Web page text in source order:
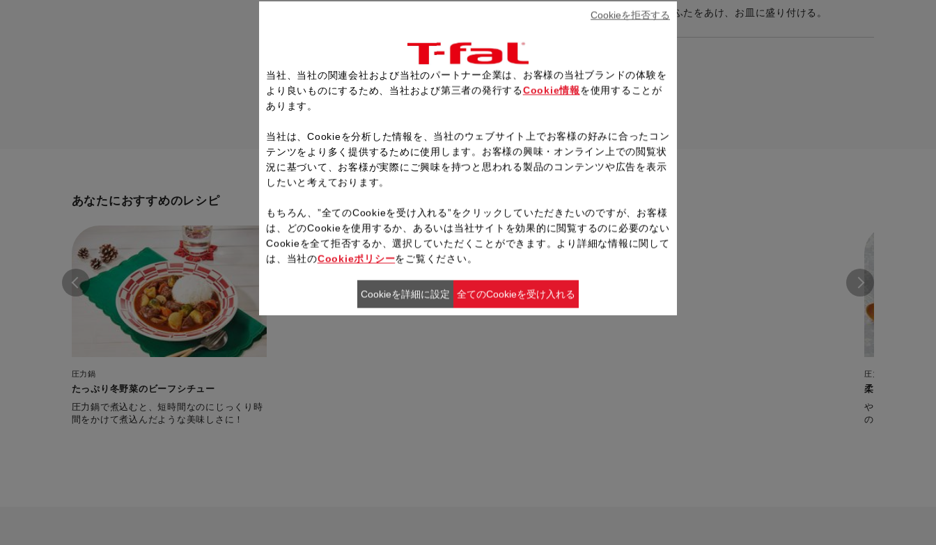
加圧終了後、自然放置し圧力が下がったらふたをあけ、お皿に盛り付ける。
レシピ一覧へ戻る
あなたにおすすめのレシピ
圧力鍋
たっぷり冬野菜のビーフシチュー
圧力鍋で煮込むと、短時間なのにじっくり時
間をかけて煮込んだような美味しさに！
圧力鍋
柔らか牛肉と和
やわらかな牛肉
の食べ応えのあ
当社、当社の関連会社および当社のパートナー企業は、お客様の当社ブランドの体験を
より良いものにするため、当社および第三者の発行するCookie情報 を使用することが
あります。
当社は、Cookieを分析した情報を、当社のウェブサイト上でお客様の好みに合ったコン
テンツをより多く提供するために使用します。お客様の興味・オンライン上での閲覧状
況に基づいて、お客様が実際にご興味を持つと思われる製品のコンテンツや広告を表示
したいと考えております。
もちろん、”全てのCookieを受け入れる”をクリックしていただきたいのですが、お客様
は、どのCookieを使用するか、あるいは当社サイトを効果的に閲覧するのに必要のない
Cookieを全て拒否するか、選択していただくことができます。より詳細な情報に関して
は、当社のCookieポリシーをご覧ください。
Cookieを拒否する
Cookieを詳細に設定 全てのCookieを受け入れる